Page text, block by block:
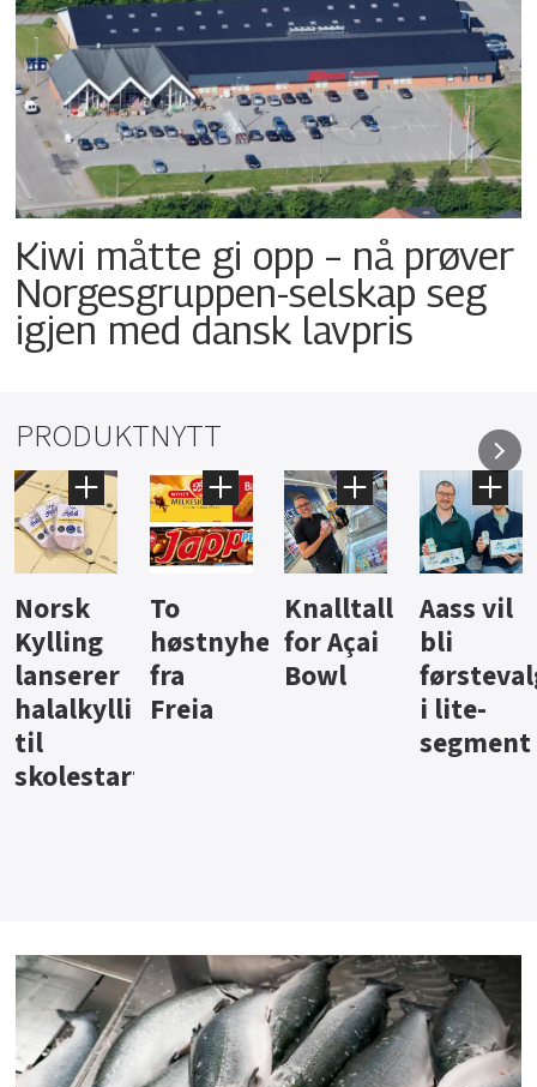
Kiwi måtte gi opp – nå prøver
Norgesgruppen-selskap seg
igjen med dansk lavpris
PRODUKTNYTT
Knalltall
for Açai
Bowl
Aass vil
bli
førstevalg
i lite-
Brus og
jus fra
Berentsen
Hard
iste fra
Hansa